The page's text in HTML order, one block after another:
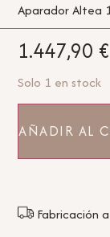
Aparador Altea
1.447,90 €
Solo 1 en stock
AÑADIR AL
Fabricación